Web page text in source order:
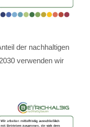
der nachhaltigen
verwenden wir